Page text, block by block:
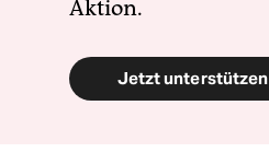
Aktion.
Jetzt unterstützen